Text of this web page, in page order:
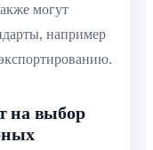
могут
например
на выбор